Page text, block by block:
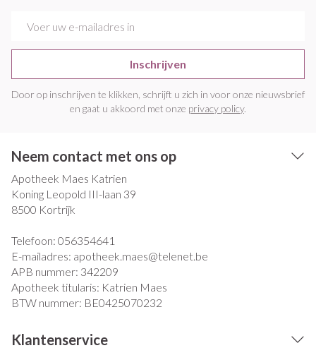
Inschrijven
Door op inschrijven te klikken, schrijft u zich in voor onze nieuwsbrief
en gaat u akkoord met onze privacy policy.
Neem contact met ons op
Apotheek Maes Katrien
Koning Leopold III-laan 39
8500 Kortrijk
Telefoon: 056354641
E-mailadres: apotheek.maes@telenet.be
APB nummer: 342209
Apotheek titularis: Katrien Maes
BTW nummer: BE0425070232
Klantenservice